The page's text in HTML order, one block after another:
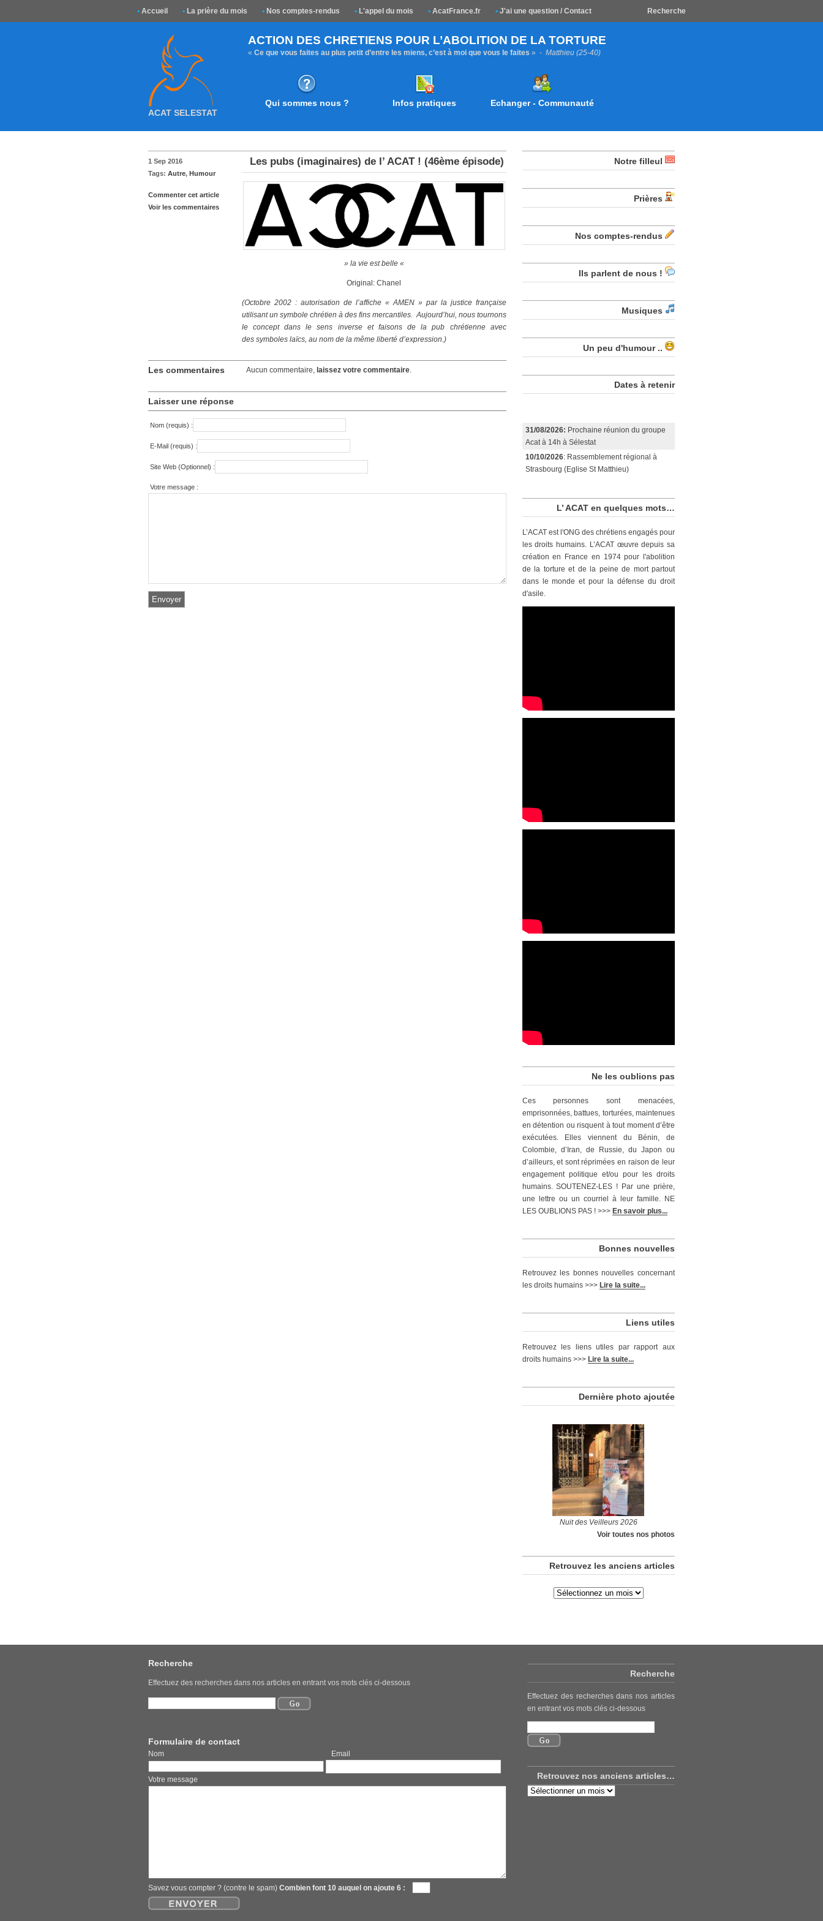
• Accueil • La prière du mois • Nos comptes-rendus • L'appel du mois • AcatFrance.fr • J'ai une question / Contact Recherche
ACAT SELESTAT
ACTION DES CHRETIENS POUR L’ABOLITION DE LA TORTURE
« Ce que vous faites au plus petit d’entre les miens, c’est à moi que vous le faites » - Matthieu (25-40)
Qui sommes nous ? Infos pratiques Echanger - Communauté
1 Sep 2016
Tags: Autre, Humour
Commenter cet article
Voir les commentaires
Les pubs (imaginaires) de l’ ACAT ! (46ème épisode)
» la vie est belle «
Original: Chanel
(Octobre 2002 : autorisation de l’affiche « AMEN » par la justice française
utilisant un symbole chrétien à des fins mercantiles. Aujourd’hui, nous tournons
le concept dans le sens inverse et faisons de la pub chrétienne avec
des symboles laïcs, au nom de la même liberté d’expression.)
Les commentaires Aucun commentaire, laissez votre commentaire.
Laisser une réponse
Nom (requis) :
E-Mail (requis) :
Site Web (Optionnel) :
Votre message :
Notre filleul
Prières
Nos comptes-rendus
Ils parlent de nous !
Musiques
Un peu d'humour ..
Dates à retenir
31/08/2026: Prochaine réunion du groupe
Acat à 14h à Sélestat
10/10/2026: Rassemblement régional à
Strasbourg (Eglise St Matthieu)
L’ ACAT en quelques mots…
L’ACAT est l'ONG des chrétiens engagés pour
les droits humains. L’ACAT œuvre depuis sa
création en France en 1974 pour l'abolition
de la torture et de la peine de mort partout
dans le monde et pour la défense du droit
d'asile.
Ne les oublions pas
Ces personnes sont menacées,
emprisonnées, battues, torturées, maintenues
en détention ou risquent à tout moment d’être
exécutées. Elles viennent du Bénin, de
Colombie, d’Iran, de Russie, du Japon ou
d’ailleurs, et sont réprimées en raison de leur
engagement politique et/ou pour les droits
humains. SOUTENEZ-LES ! Par une prière,
une lettre ou un courriel à leur famille. NE
LES OUBLIONS PAS ! >>> En savoir plus...
Bonnes nouvelles
Retrouvez les bonnes nouvelles concernant
les droits humains >>> Lire la suite...
Liens utiles
Retrouvez les liens utiles par rapport aux
droits humains >>> Lire la suite...
Dernière photo ajoutée
Nuit des Veilleurs 2026
Voir toutes nos photos
Retrouvez les anciens articles
Recherche
Effectuez des recherches dans nos articles en entrant vos mots clés ci-dessous
Formulaire de contact
Nom Email
Votre message
Savez vous compter ? (contre le spam) Combien font 10 auquel on ajoute 6 :
Recherche
Effectuez des recherches dans nos articles
en entrant vos mots clés ci-dessous
Retrouvez nos anciens articles…
Retrouvez